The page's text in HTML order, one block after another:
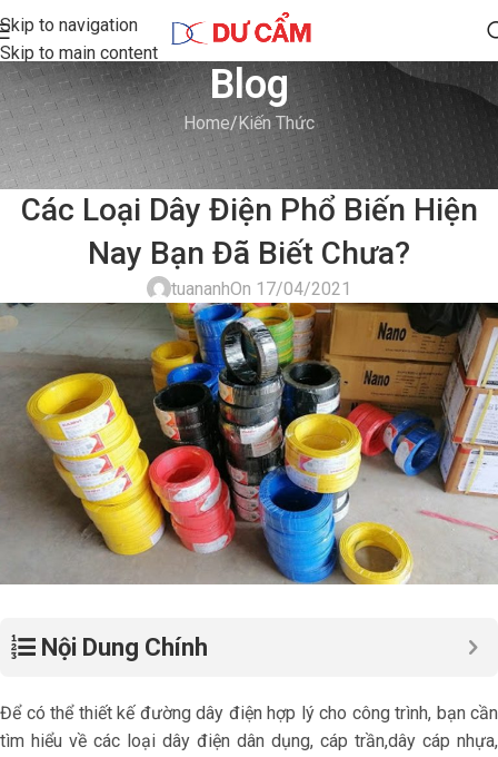
Skip to navigation
Skip to main content
Blog
Home Kiến Thức
KIẾN THỨC
Các Loại Dây Điện Phổ Biến Hiện
Nay Bạn Đã Biết Chưa?
tuananhOn 17/04/2021
Nội Dung Chính
Để có thể thiết kế đường dây điện hợp lý cho công trình, bạn cần
tìm hiểu về các loại dây điện dân dụng, cáp trần,dây cáp nhựa,